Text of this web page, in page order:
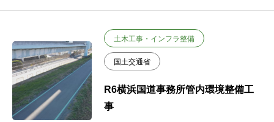
土木工事・インフラ整備
国土交通省
R6横浜国道事務所管内環境整備工
事